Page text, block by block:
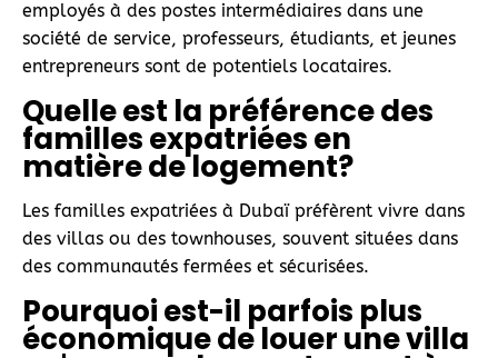
employés à des postes intermédiaires dans une
société de service, professeurs, étudiants, et jeunes
entrepreneurs sont de potentiels locataires.
Quelle est la préférence des
familles expatriées en
matière de logement?
Les familles expatriées à Dubaï préfèrent vivre dans
des villas ou des townhouses, souvent situées dans
des communautés fermées et sécurisées.
Pourquoi est-il parfois plus
économique de louer une villa